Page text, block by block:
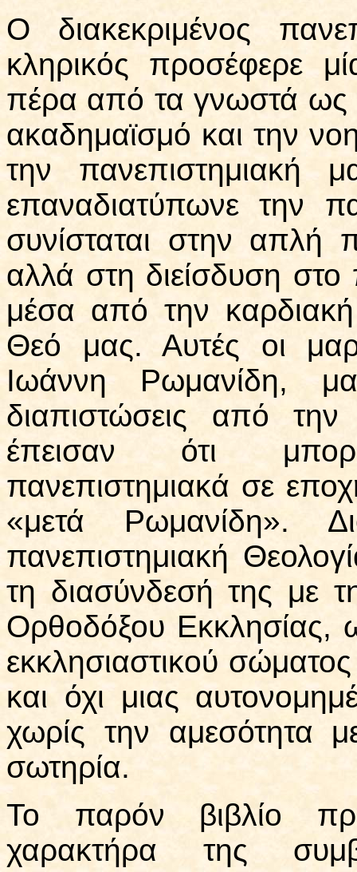
Ο διακεκριμένος
κληρικός προσέφερε
πέρα από τα γνωστά ως
ακαδημαϊσμό και την
την πανεπιστημιακή
επαναδιατύπωνε την
συνίσταται στην απλή
αλλά στη διείσδυση στο
μέσα από την
Θεό μας. Αυτές οι
Ιωάννη Ρωμανίδη,
διαπιστώσεις από
έπεισαν ότι
πανεπιστημιακά σε
«μετά Ρωμανίδη».
πανεπιστημιακή
τη διασύνδεσή της με
Ορθοδόξου Εκκλησίας,
εκκλησιαστικού
και όχι μιας
χωρίς την αμεσότητα
σωτηρία.
Το παρόν βιβλίο
χαρακτήρα της